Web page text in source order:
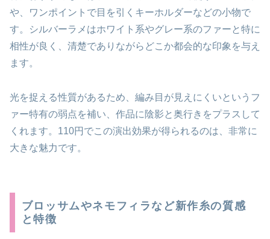
や、ワンポイントで目を引くキーホルダーなどの小物で
す。シルバーラメはホワイト系やグレー系のファーと特に
相性が良く、清楚でありながらどこか都会的な印象を与え
ます。
光を捉える性質があるため、編み目が見えにくいというフ
ァー特有の弱点を補い、作品に陰影と奥行きをプラスして
くれます。110円でこの演出効果が得られるのは、非常に
大きな魅力です。
ブロッサムやネモフィラなど新作糸の質感
と特徴